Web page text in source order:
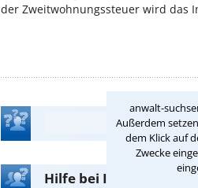
anwalt-
Außerdem
dem Klick auf
Zwecke
der Zweitwohnungssteuer wird das
Hilfe bei Ihrer